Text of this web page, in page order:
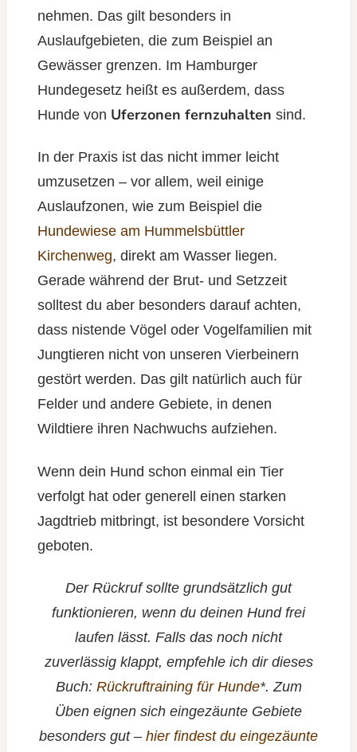
nachhaltig entspanntes Zusammenleben
herauszufinden, wo die Ursache eures
Problems liegt, um dann
nehmen. Das gilt besonders in
Auslaufgebieten, die zum Beispiel an
Gewässer grenzen. Im Hamburger
Hundegesetz heißt es außerdem, dass
Hunde von Uferzonen fernzuhalten sind.
In der Praxis ist das nicht immer leicht
umzusetzen – vor allem, weil einige
Auslaufzonen, wie zum Beispiel die
Hundewiese am Hummelsbüttler
Kirchenweg, direkt am Wasser liegen.
Gerade während der Brut- und Setzzeit
solltest du aber besonders darauf achten,
dass nistende Vögel oder Vogelfamilien mit
Jungtieren nicht von unseren Vierbeinern
gestört werden. Das gilt natürlich auch für
Felder und andere Gebiete, in denen
Wildtiere ihren Nachwuchs aufziehen.
Wenn dein Hund schon einmal ein Tier
verfolgt hat oder generell einen starken
Jagdtrieb mitbringt, ist besondere Vorsicht
geboten.
Der Rückruf sollte grundsätzlich gut
funktionieren, wenn du deinen Hund frei
laufen lässt. Falls das noch nicht
zuverlässig klappt, empfehle ich dir dieses
Buch: Rückruftraining für Hunde*. Zum
Üben eignen sich eingezäunte Gebiete
besonders gut – hier findest du eingezäunte